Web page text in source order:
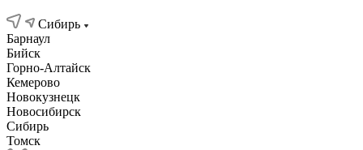
Сибирь
Барнаул
Бийск
Горно-Алтайск
Кемерово
Новокузнецк
Новосибирск
Сибирь
Томск